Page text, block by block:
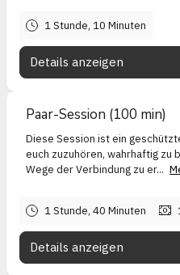
1 Stunde, 10 Minuten
Details anzeigen
Paar-Session (100 min)
Diese Session ist ein
euch zuzuhören, wahrhaftig zu
Wege der Verbindung zu er...
1 Stunde, 40 Minuten
Details anzeigen